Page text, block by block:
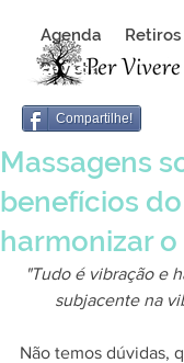
Agenda
Revista
Retiros
Revista Per
Compartilhe!
Massagens
benefícios
harmonizar
"Tudo é vibração e
subjacente na
Não temos dúvidas,